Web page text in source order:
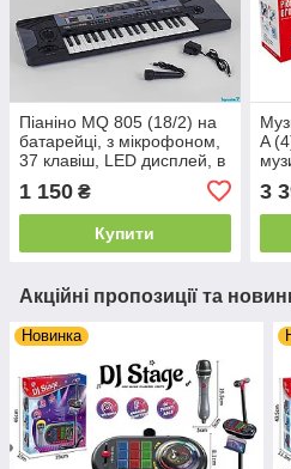
Піаніно MQ 805 (18/2) на
батарейці, з мікрофоном,
37 клавіш, LED дисплей, в
1 150 ₴
Купити
A
3
Акційні пропозиції та
Новинка